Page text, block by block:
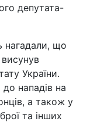
депутата-
нагадали, що
України.
нападів на
а також у
та інших